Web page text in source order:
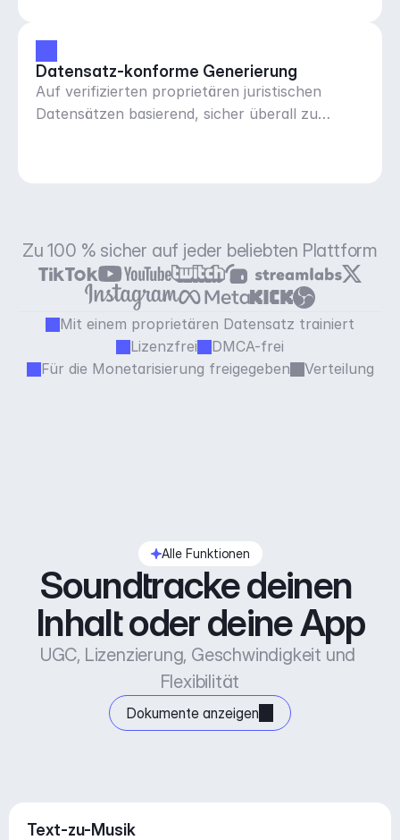
Datensatz-konforme Generierung
Auf verifizierten proprietären juristischen
Datensätzen basierend, sicher überall zu
Zu 100 % sicher auf jeder beliebten Plattform
Mit einem proprietären Datensatz trainiert
Lizenzfrei
DMCA-frei
Für die Monetarisierung freigegeben
Verteilung
Alle Funktionen
Soundtracke deinen
Inhalt oder deine App
UGC, Lizenzierung, Geschwindigkeit und
Flexibilität
Dokumente anzeigen
Text-zu-Musik